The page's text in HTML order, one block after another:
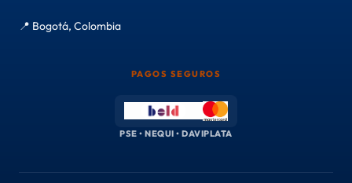
📍 Bogotá, Colombia
PAGOS SEGUROS
PSE • NEQUI • DAVIPLATA